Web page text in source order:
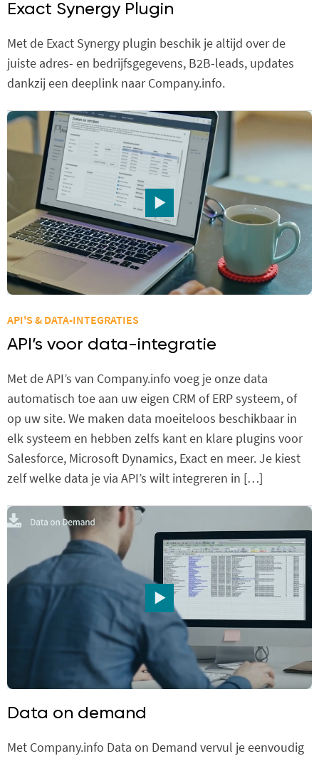
Exact Synergy Plugin
Met de Exact Synergy plugin beschik je altijd over de
juiste adres- en bedrijfsgegevens, B2B-leads, updates
dankzij een deeplink naar Company.info.
API'S & DATA-INTEGRATIES
API’s voor data-integratie
Met de API’s van Company.info voeg je onze data
automatisch toe aan uw eigen CRM of ERP systeem, of
op uw site. We maken data moeiteloos beschikbaar in
elk systeem en hebben zelfs kant en klare plugins voor
Salesforce, Microsoft Dynamics, Exact en meer. Je kiest
zelf welke data je via API’s wilt integreren in […]
Data on demand
Met Company.info Data on Demand vervul je eenvoudig